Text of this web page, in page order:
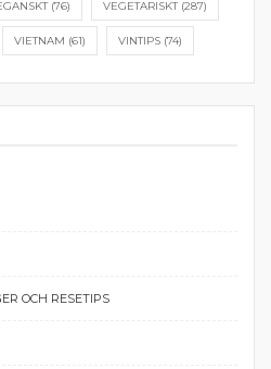
(76) VEGETARISKT(287)
VIETNAM (61) VINTIPS (74)
OCH RESETIPS